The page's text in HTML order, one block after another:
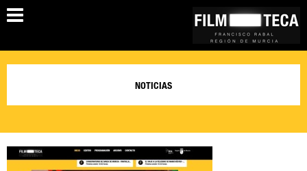
NOTICIAS